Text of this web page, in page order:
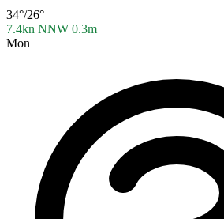
34°/26°
7.4kn NNW 0.3m
Mon